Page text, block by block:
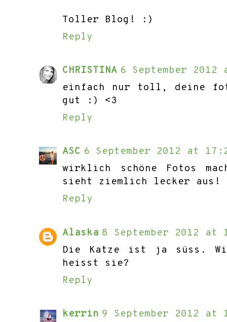
Toller Blog! :)
Reply
CHRISTINA 6 September 2012
einfach nur toll, deine
gut :) <3
Reply
ASC 6 September 2012 at
wirklich schöne Fotos
sieht ziemlich lecker aus!
Reply
Alaska 8 September 2012 at
Die Katze ist ja süss.
heisst sie?
Reply
kerrin 9 September 2012 at